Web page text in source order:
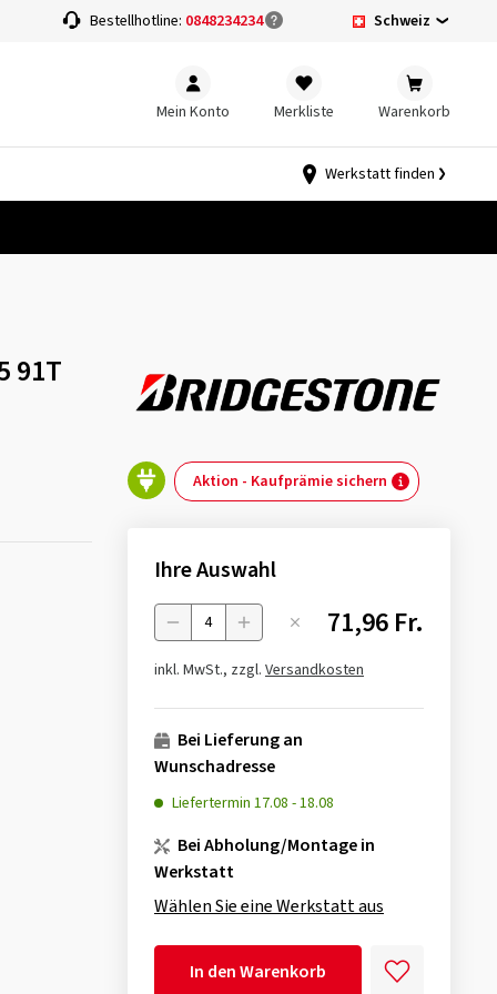
Bestellhotline: 0848234234 Schweiz
Mein Konto Merkliste Warenkorb
Werkstatt finden
91T
Aktion - Kaufprämie sichern
Ihre Auswahl
Menge 71,96 Fr.
inkl. MwSt., zzgl. Versandkosten
Bei Lieferung an
Wunschadresse
Liefertermin 17.08 -18.08
Bei Abholung/Montage in
Werkstatt
Wählen Sie eine Werkstatt aus
In den Warenkorb